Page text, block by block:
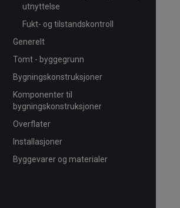
utnyttelse
Fukt- og tilstandskontroll
Generelt
Tomt - byggegrunn
Bygningskonstruksjoner
Komponenter til
bygningskonstruksjoner
Overflater
Installasjoner
Byggevarer og materialer